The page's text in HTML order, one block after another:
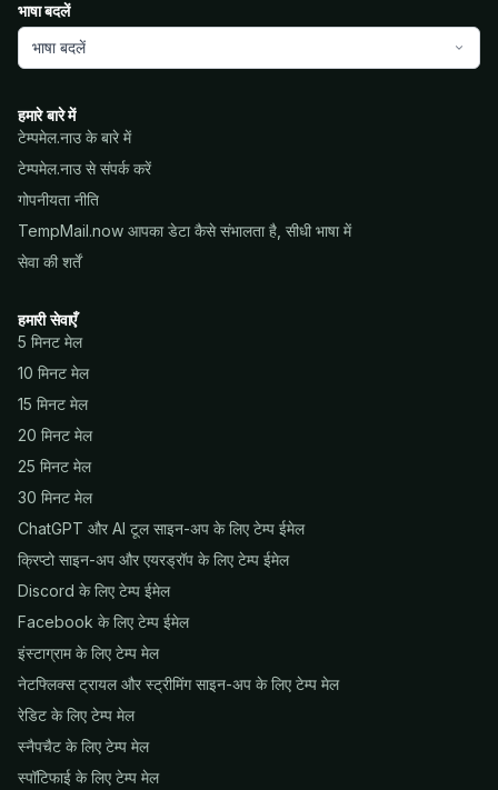
भाषा बदलें
भाषा बदलें
हमारे बारे में
टेम्पमेल.नाउ के बारे में
टेम्पमेल.नाउ से संपर्क करें
गोपनीयता नीति
TempMail.now आपका डेटा कैसे संभालता है, सीधी भाषा में
सेवा की शर्तें
हमारी सेवाएँ
5 मिनट मेल
10 मिनट मेल
15 मिनट मेल
20 मिनट मेल
25 मिनट मेल
30 मिनट मेल
ChatGPT और AI टूल साइन-अप के लिए टेम्प ईमेल
क्रिप्टो साइन-अप और एयरड्रॉप के लिए टेम्प ईमेल
Discord के लिए टेम्प ईमेल
Facebook के लिए टेम्प ईमेल
इंस्टाग्राम के लिए टेम्प मेल
नेटफ्लिक्स ट्रायल और स्ट्रीमिंग साइन-अप के लिए टेम्प मेल
रेडिट के लिए टेम्प मेल
स्नैपचैट के लिए टेम्प मेल
स्पॉटिफाई के लिए टेम्प मेल